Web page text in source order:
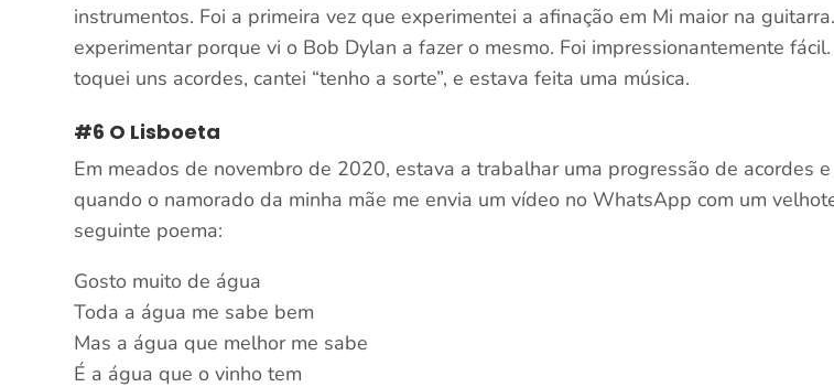
instrumentos. Foi a primeira vez que experimentei a afinação em Mi maior na
experimentar porque vi o Bob Dylan a fazer o mesmo. Foi impressionantemente
toquei uns acordes, cantei “tenho a sorte”, e estava feita uma música.
#6 O Lisboeta
Em meados de novembro de 2020, estava a trabalhar uma progressão de acordes
quando o namorado da minha mãe me envia um vídeo no WhatsApp com um
seguinte poema:
Gosto muito de água
Toda a água me sabe bem
Mas a água que melhor me sabe
É a água que o vinho tem